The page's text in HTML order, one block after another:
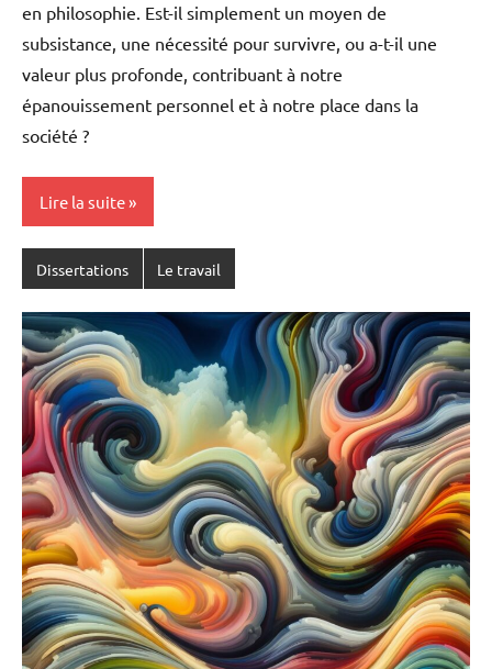
en philosophie. Est-il simplement un moyen de
subsistance, une nécessité pour survivre, ou a-t-il une
valeur plus profonde, contribuant à notre
épanouissement personnel et à notre place dans la
société ?
Lire la suite
Dissertations Le travail